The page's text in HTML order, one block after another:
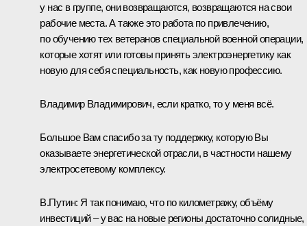
у нас в группе, они возвращаются, возвращаются на свои
рабочие места. А также это работа по привлечению,
по обучению тех ветеранов специальной военной операции,
которые хотят или готовы принять электроэнергетику как
новую для себя специальность, как новую профессию.
Владимир Владимирович, если кратко, то у меня всё.
Большое Вам спасибо за ту поддержку, которую Вы
оказываете энергетической отрасли, в частности нашему
электросетевому комплексу.
В.Путин: Я так понимаю, что по километражу, объёму
инвестиций – у вас на новые регионы достаточно солидные,